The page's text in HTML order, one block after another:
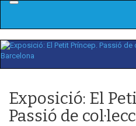
Menu
Exposició: El
Passió de